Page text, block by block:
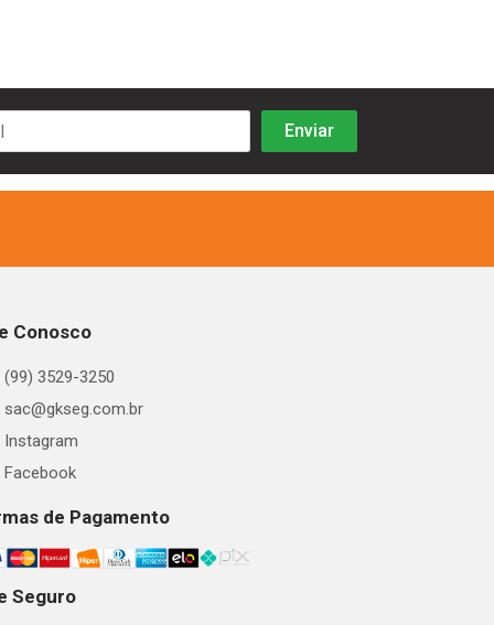
Conosco
(99) 3529-3250
sac@gkseg.com.br
Instagram
Facebook
de Pagamento
Seguro